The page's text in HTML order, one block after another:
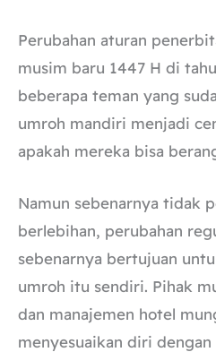
Perubahan aturan
musim baru 1447 H di
beberapa teman yang
umroh mandiri menjadi
apakah mereka bisa
Namun sebenarnya tidak
berlebihan, perubahan
sebenarnya bertujuan
umroh itu sendiri. Pihak
dan manajemen hotel
menyesuaikan diri